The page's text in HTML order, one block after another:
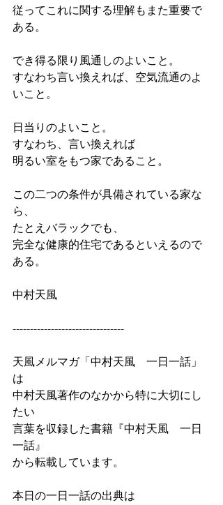
従ってこれに関する理解もまた重要で
ある。
でき得る限り風通しのよいこと。
すなわち言い換えれば、空気流通のよ
いこと。
日当りのよいこと。
すなわち、言い換えれば
明るい室をもつ家であること。
この二つの条件が具備されている家な
ら、
たとえバラックでも、
完全な健康的住宅であるといえるので
ある。
中村天風
--------------------------------
天風メルマガ「中村天風　一日一話」
は
中村天風著作のなかから特に大切にし
たい
言葉を収録した書籍『中村天風　一日
一話』
から転載しています。
本日の一日一話の出典は